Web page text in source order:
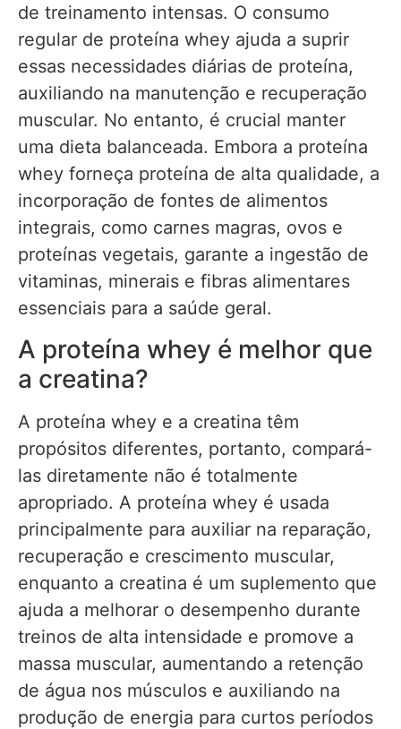
de treinamento intensas. O consumo
regular de proteína whey ajuda a suprir
essas necessidades diárias de proteína,
auxiliando na manutenção e recuperação
muscular. No entanto, é crucial manter
uma dieta balanceada. Embora a proteína
whey forneça proteína de alta qualidade, a
incorporação de fontes de alimentos
integrais, como carnes magras, ovos e
proteínas vegetais, garante a ingestão de
vitaminas, minerais e fibras alimentares
essenciais para a saúde geral.
A proteína whey é melhor que
a creatina?
A proteína whey e a creatina têm
propósitos diferentes, portanto, compará-
las diretamente não é totalmente
apropriado. A proteína whey é usada
principalmente para auxiliar na reparação,
recuperação e crescimento muscular,
enquanto a creatina é um suplemento que
ajuda a melhorar o desempenho durante
treinos de alta intensidade e promove a
massa muscular, aumentando a retenção
de água nos músculos e auxiliando na
produção de energia para curtos períodos